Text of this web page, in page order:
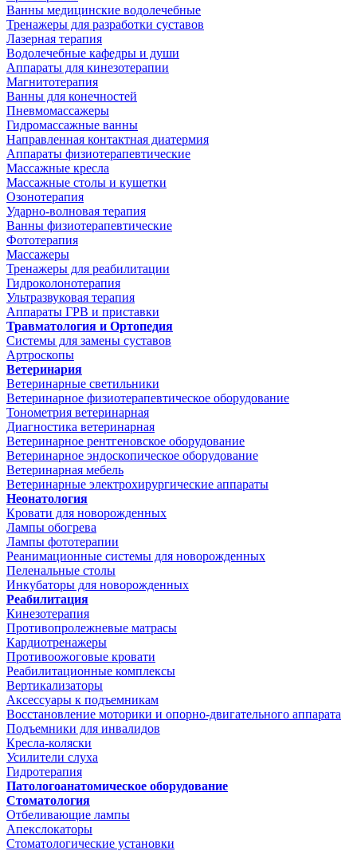
Ванны медицинские водолечебные
Тренажеры для разработки суставов
Лазерная терапия
Водолечебные кафедры и души
Аппараты для кинезотерапии
Магнитотерапия
Ванны для конечностей
Пневмомассажеры
Гидромассажные ванны
Направленная контактная диатермия
Аппараты физиотерапевтические
Массажные кресла
Массажные столы и кушетки
Озонотерапия
Ударно-волновая терапия
Ванны физиотерапевтические
Фототерапия
Массажеры
Тренажеры для реабилитации
Гидроколонотерапия
Ультразвуковая терапия
Аппараты ГРВ и приставки
Травматология и Ортопедия
Системы для замены суставов
Артроскопы
Ветеринария
Ветеринарные светильники
Ветеринарное физиотерапевтическое оборудование
Тонометрия ветеринарная
Диагностика ветеринарная
Ветеринарное рентгеновское оборудование
Ветеринарное эндоскопическое оборудование
Ветеринарная мебель
Ветеринарные электрохирургические аппараты
Неонатология
Кровати для новорожденных
Лампы обогрева
Лампы фототерапии
Реанимационные системы для новорожденных
Пеленальные столы
Инкубаторы для новорожденных
Реабилитация
Кинезотерапия
Противопролежневые матрасы
Кардиотренажеры
Противоожоговые кровати
Реабилитационные комплексы
Вертикализаторы
Аксессуары к подъемникам
Восстановление моторики и опорно-двигательного аппарата
Подъемники для инвалидов
Кресла-коляски
Усилители слуха
Гидротерапия
Патологоанатомическое оборудование
Стоматология
Отбеливающие лампы
Апекслокаторы
Стоматологические установки